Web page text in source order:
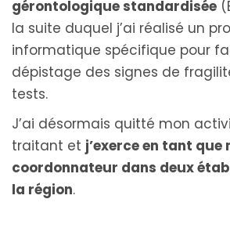
gérontologique standardisée
la suite duquel j’ai réalisé un
informatique spécifique pour
dépistage des signes de
tests.
J’ai désormais quitté mon
traitant et j’exerce en tant que
coordonnateur dans deux
la région.